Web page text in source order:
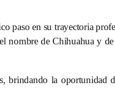
paso en su trayectoria
nombre de Chihuahua y
brindando la oportunidad